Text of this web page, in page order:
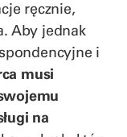
ręcznie,
Aby jednak
i
musi
na